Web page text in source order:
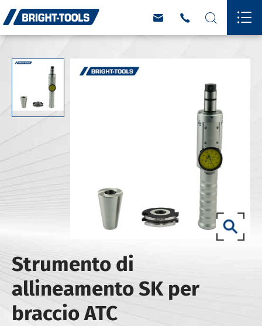
   
Strumento di
allineamento SK per
braccio ATC